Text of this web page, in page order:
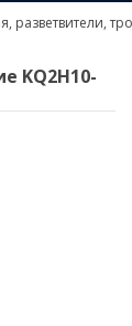
разветвители,
KQ2H10-